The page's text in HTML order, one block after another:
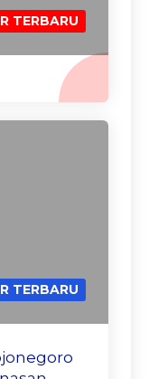
TERBARU
TERBARU